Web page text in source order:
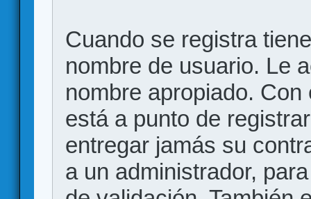
Cuando se registra
nombre de usuario. Le
nombre apropiado.
está a punto de
entregar jamás su
a un administrador,